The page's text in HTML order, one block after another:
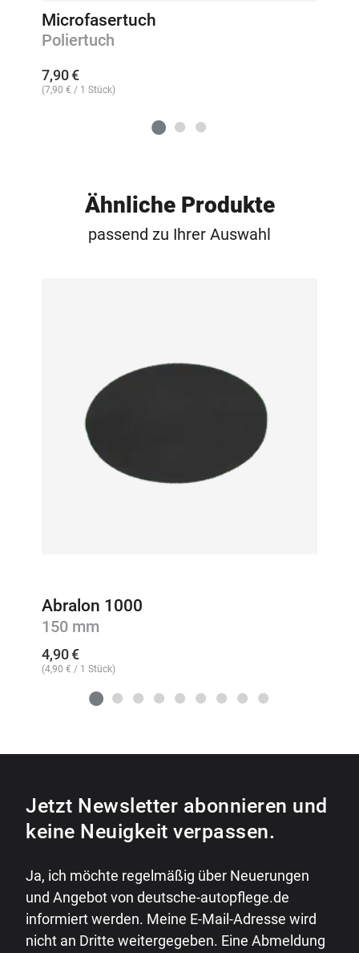
Microfasertuch
Poliertuch
7,90€
(7,90 € / 1 Stück)
Ähnliche Produkte
passend zu Ihrer Auswahl
Abralon 1000
150 mm
4,90€
(4,90 € / 1 Stück)
Jetzt Newsletter abonnieren und
keine Neuigkeit verpassen.
Ja, ich möchte regelmäßig über Neuerungen
und Angebot von deutsche-autopflege.de
informiert werden. Meine E-Mail-Adresse wird
nicht an Dritte weitergegeben. Eine Abmeldung